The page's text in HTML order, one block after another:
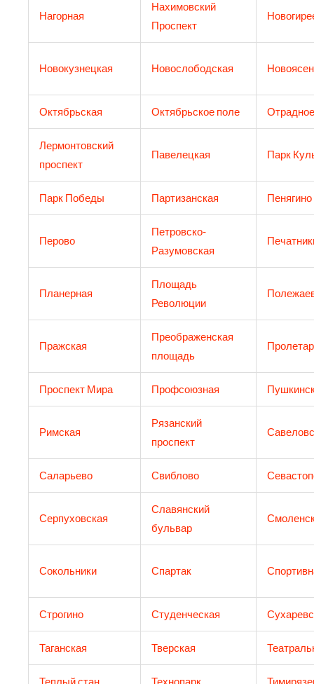
Нагорная
Нахимовский
Проспект
Новокузнецкая Новослободская
Октябрьская Октябрьское поле Отрадное
Лермонтовский
проспект
Павелецкая Парк
Парк Победы Партизанская Пенягино
Перово
Петровско-
Разумовская
Планерная
Площадь
Революции
Пражская
Преображенская
площадь
Проспект Мира Профсоюзная
Римская
Рязанский
проспект
Саларьево Свиблово
Серпуховская
Славянский
бульвар
Сокольники Спартак
Строгино Студенческая
Таганская Тверская